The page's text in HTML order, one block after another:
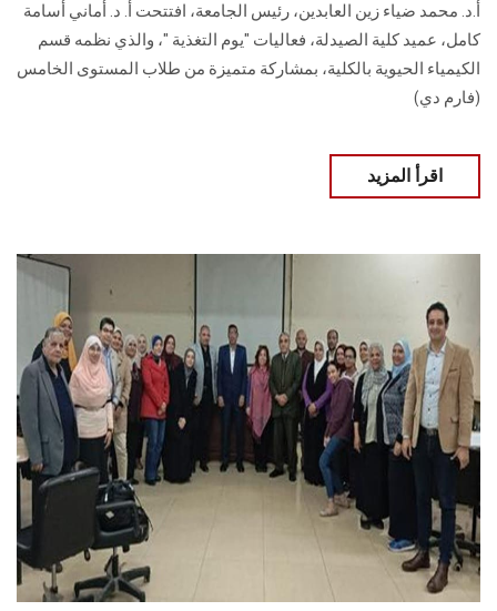
أ.د. محمد ضياء زين العابدين، رئيس الجامعة، افتتحت أ. د. أماني أسامة
كامل، عميد كلية الصيدلة، فعاليات "يوم التغذية "، والذي نظمه قسم
الكيمياء الحيوية بالكلية، بمشاركة متميزة من طلاب المستوى الخامس
(فارم دي)
اقرأ المزيد